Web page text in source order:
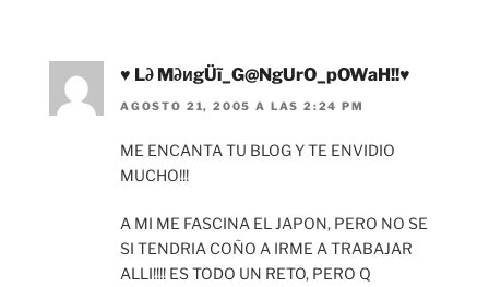
♥ L∂ M∂иgÜĩ_G@NgUrO_pOWaH!!♥
AGOSTO 21, 2005 A LAS 2:24 PM
ME ENCANTA TU BLOG Y TE ENVIDIO
MUCHO!!!
A MI ME FASCINA EL JAPON, PERO NO SE
SI TENDRIA COÑO A IRME A TRABAJAR
ALLI!!!! ES TODO UN RETO, PERO Q